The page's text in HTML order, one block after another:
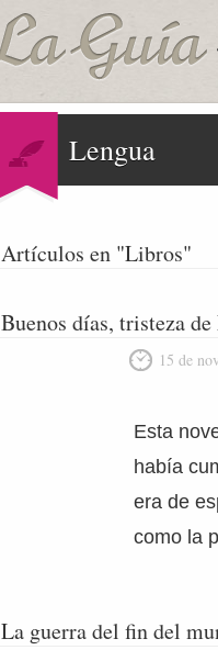
Lengua
Artículos en "Libros"
Buenos días, tristeza
15 de
Esta
había
era de
como la
La guerra del fin del